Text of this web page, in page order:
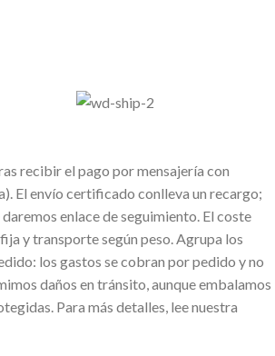
recibir el pago por mensajería con
El envío certificado conlleva un recargo;
enlace de seguimiento. El coste
y transporte según peso. Agrupa los
los gastos se cobran por pedido y no
daños en tránsito, aunque embalamos
Para más detalles, lee nuestra